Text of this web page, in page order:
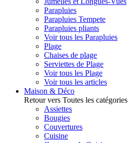
Parapluies
Parapluies Tempete
Parapluies pliants
Voir tous les Parapluies
Plage
Chaises de plage
Serviettes de Plage
Voir tous les Plage
Voir tous les articles
Maison & Déco
Retour vers Toutes les catégories
Assiettes
Bougies
Couvertures
Cuisine